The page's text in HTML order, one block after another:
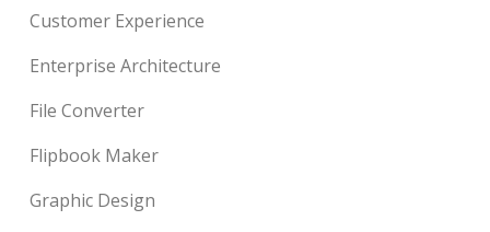
Customer Experience
Enterprise Architecture
File Converter
Flipbook Maker
Graphic Design